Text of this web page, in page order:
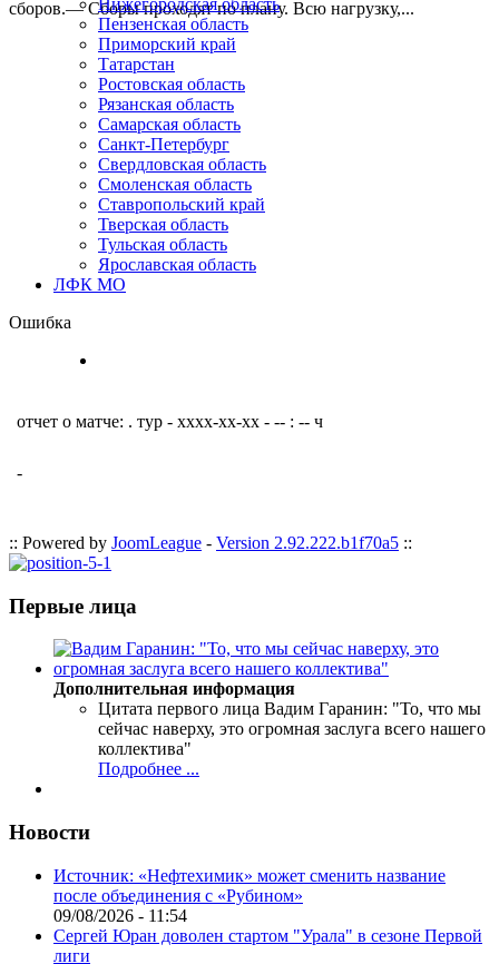
сборов.— Сборы проходят по плану. Всю нагрузку,...
Нижегородская область
Пензенская область
Приморский край
Татарстан
Ростовская область
Рязанская область
Самарская область
Санкт-Петербург
Свердловская область
Смоленская область
Ставропольский край
Тверская область
Тульская область
Ярославская область
ЛФК МО
Ошибка
отчет о матче: . тур - xxxx-xx-xx - -- : -- ч
-
:: Powered by JoomLeague - Version 2.92.222.b1f70a5 ::
Первые лица
Дополнительная информация
Цитата первого лица Вадим Гаранин: "То, что мы
сейчас наверху, это огромная заслуга всего нашего
коллектива"
Подробнее ...
Новости
Источник: «Нефтехимик» может сменить название
после объединения с «Рубином»
09/08/2026 - 11:54
Сергей Юран доволен стартом "Урала" в сезоне Первой
лиги